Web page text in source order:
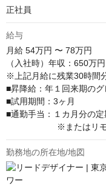
正社員
給与
月給 54万円 〜 78万円
（入社時）年収：650万
※上記月給に残業30時間
■昇降給：年１回来期の
■試用期間：3ヶ月
■通勤手当：１カ月分の定
※またはリモー
勤務地の所在地/地図